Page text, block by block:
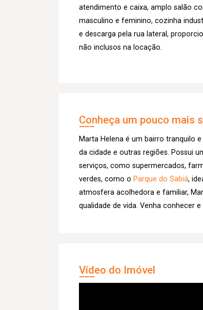
atendimento e caixa, amplo salão
masculino e feminino, cozinha
e descarga pela rua lateral,
não inclusos na locação.
Conheça um pouco mais
Marta Helena é um bairro tranquilo
da cidade e outras regiões. Possui
serviços, como supermercados,
verdes, como o Parque do Sabiá,
atmosfera acolhedora e familiar,
qualidade de vida. Venha conhecer
Vídeo do Imóvel